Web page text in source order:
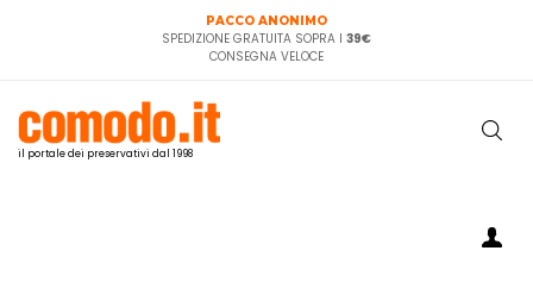
PACCO ANONIMO
SPEDIZIONE GRATUITA SOPRA I 39€
CONSEGNA VELOCE
il portale dei preservativi dal 1998